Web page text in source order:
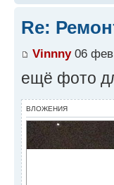
Re:
Vinnny06 фев
ещё фото
ВЛОЖЕНИЯ